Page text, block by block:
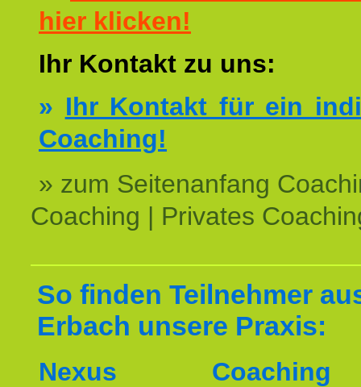
hier klicken!
Ihr Kontakt zu uns:
» Ihr Kontakt für ein
Coaching!
» zum Seitenanfang
Coaching | Privates
So finden Teilnehmer
Erbach unsere Praxis:
Nexus